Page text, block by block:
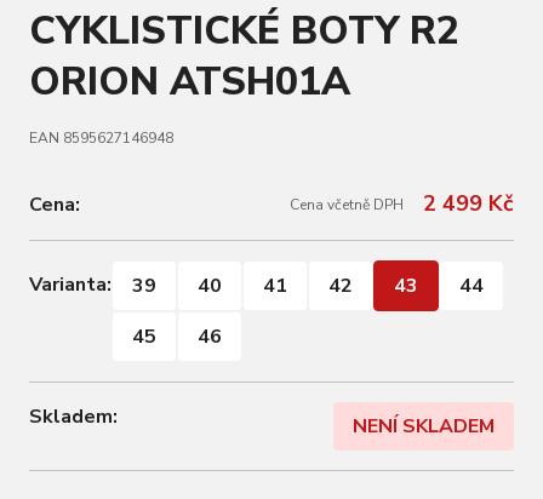
CYKLISTICKÉ BOTY R2
ORION ATSH01A
EAN 8595627146948
Cena: Cena včetně DPH 2 499 Kč
Varianta: 39 40 41 42 43
44
45
46
Skladem: NENÍ SKLADEM